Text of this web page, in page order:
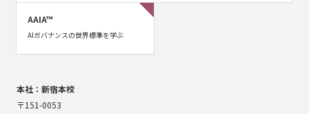
AAIA™
AIガバナンスの世界標準を学ぶ
本社：新宿本校
〒151-0053